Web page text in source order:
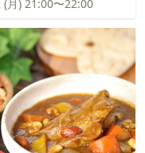
(月) 21:00〜22:00